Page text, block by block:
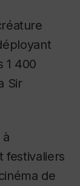
1 400
Sir
à
festivaliers
de